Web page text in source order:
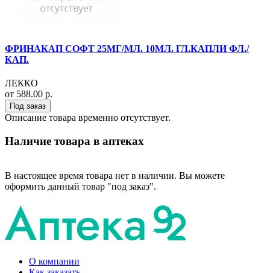
ФРИНАКАП СОФТ 25МГ/МЛ. 10МЛ. ГЛ.КАПЛИ ФЛ./
КАП.
ЛЕККО
от 588.00 р.
Под заказ
Описание товара временно отсутствует.
Наличие товара в аптеках
В настоящее время товара нет в наличии. Вы можете
оформить данный товар "под заказ".
О компании